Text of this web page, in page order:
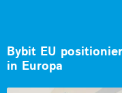
Bybit EU
in Europa